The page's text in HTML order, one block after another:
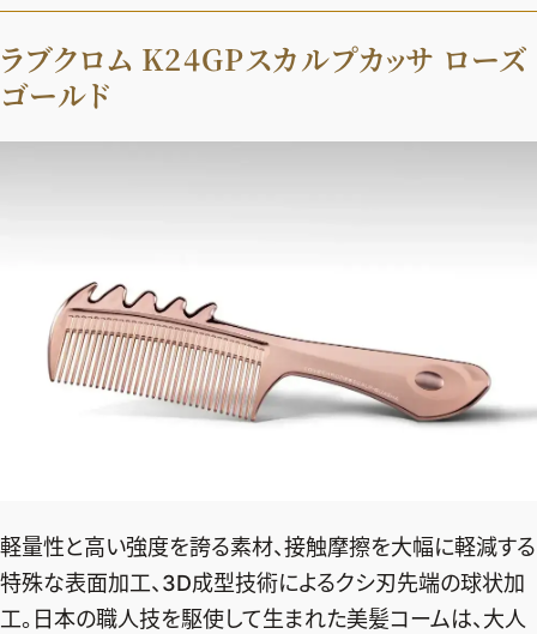
ラブクロム K24GPスカルプカッサ ローズ
ゴールド
軽量性と高い強度を誇る素材、接触摩擦を大幅に軽減する
特殊な表面加工、3D成型技術によるクシ刃先端の球状加
工。日本の職人技を駆使して生まれた美髪コームは、大人